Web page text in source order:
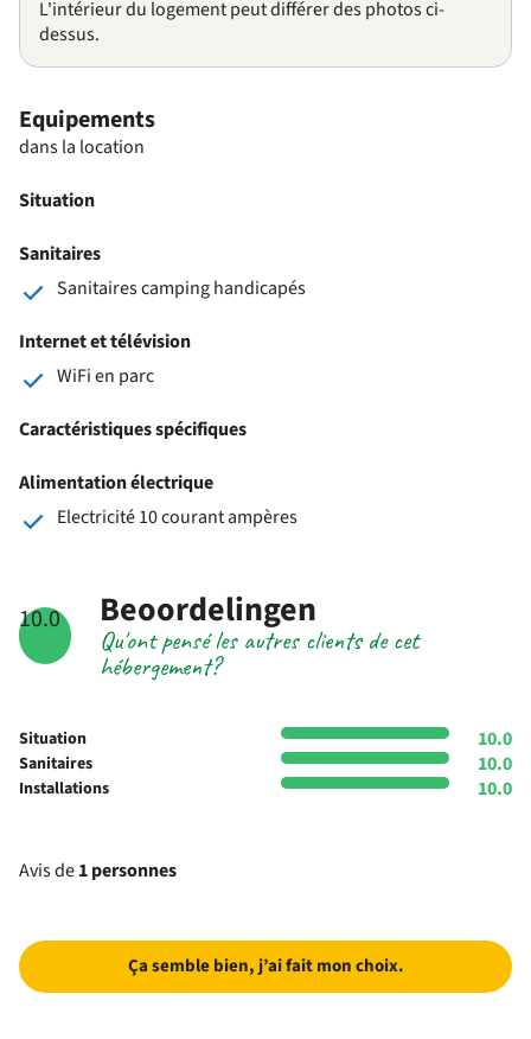
L'intérieur du logement peut différer des photos ci-
dessus.
Equipements
dans la location
Situation
Sanitaires
Sanitaires camping handicapés
Internet et télévision
WiFi en parc
Caractéristiques spécifiques
Alimentation électrique
Electricité 10 courant ampères
10.0
Qu'ont pensé les autres clients de cet
hébergement?
Beoordelingen
Situation 10.0
Sanitaires 10.0
Installations 10.0
Avis de1 personnes
Ça semble bien, j’ai fait mon choix.